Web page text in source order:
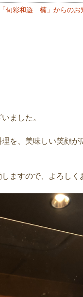
旬彩和遊 楠」からのお
ました。
を、美味しい笑顔
ますので、よろしく